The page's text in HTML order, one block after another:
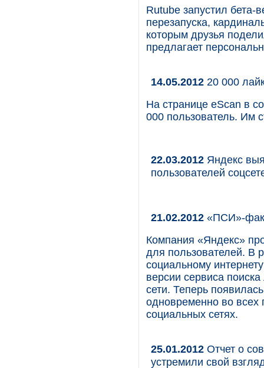
Rutube запустил бета-
перезапуска,
которым друзья
предлагает
14.05.2012 20 000
На странице eScan в
000 пользователь. Им
22.03.2012 Яндекс
пользователей
21.02.2012 «ПСИ»-
Компания «Яндекс»
для пользователей. В
социальному
версии сервиса
сети. Теперь
одновременно во всех
социальных сетях.
25.01.2012 Отчет о
устремили свой